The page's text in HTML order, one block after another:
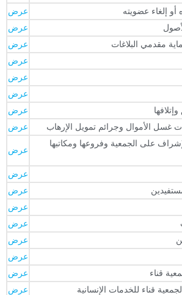
إلغاء عضويته
عرض
عرض
مقدمي البلاغات
عرض
عرض
عرض
عرض
عرض
الأموال وجرائم تمويل الإرهاب
عرض
على الجمعية وفروعها ومكاتبها
عرض
عرض
عرض
عرض
عرض
عرض
عرض
قناء
عرض
قناء للخدمات الإنسانية
عرض